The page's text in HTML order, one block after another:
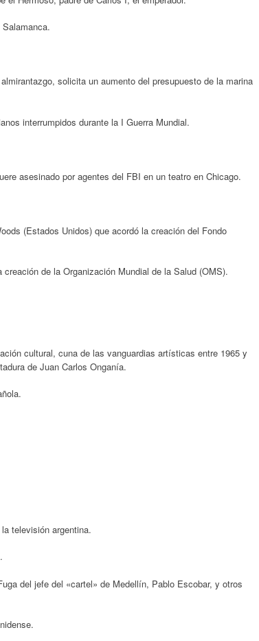
solicita un aumento del presupuesto de la marina
interrumpidos durante la I Guerra Mundial.
asesinado por agentes del FBI en un teatro en Chicago.
(Estados Unidos) que acordó la creación del Fondo
de la Organización Mundial de la Salud (OMS).
cultural, cuna de las vanguardias artísticas entre 1965 y
de Juan Carlos Onganía.
televisión argentina.
del jefe del «cartel» de Medellín, Pablo Escobar, y otros